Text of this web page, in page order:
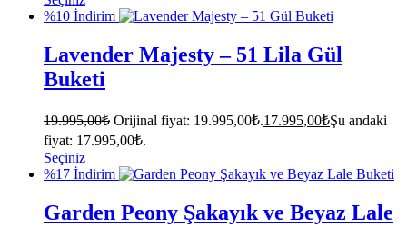
%10 İndirim
Lavender Majesty – 51 Lila Gül
Buketi
19.995,00₺ Orijinal fiyat: 19.995,00₺.17.995,00₺Şu andaki
fiyat: 17.995,00₺.
Seçiniz
%17 İndirim
Garden Peony Şakayık ve Beyaz Lale